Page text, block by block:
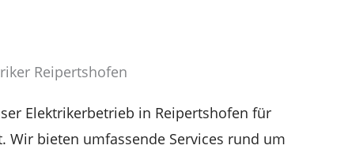
Reipertshofen
Elektrikerbetrieb in Reipertshofen für
Wir bieten umfassende Services rund um